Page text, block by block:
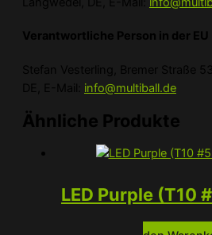
Verantwortliche Person in der EU
Stefan Vesterling, Bremer Straße
DE, E-Mail: info@multiball.de
Ähnliche Produkte
LED Purple (T10